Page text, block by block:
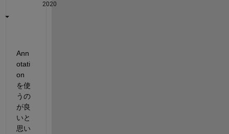
2020
Ann
otati
on
を使
うの
が良
いと
思い